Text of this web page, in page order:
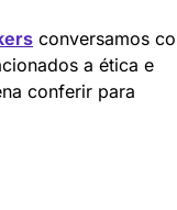
conversamos
a ética e
conferir para